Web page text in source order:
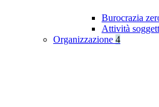
Burocrazia
Attività
Organizzazione 4